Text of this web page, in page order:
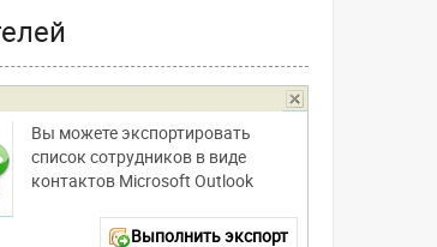
Вы можете экспортировать
список сотрудников в виде
контактов Microsoft Outlook
Выполнить экспорт